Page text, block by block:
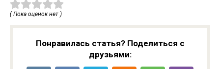
( Пока оценок нет )
Понравилась статья? Поделиться с
друзьями: